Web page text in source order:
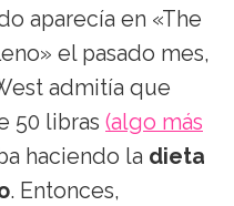
aparecía en «The
el pasado mes,
admitía que
50 libras (algo más
haciendo la dieta
. Entonces,